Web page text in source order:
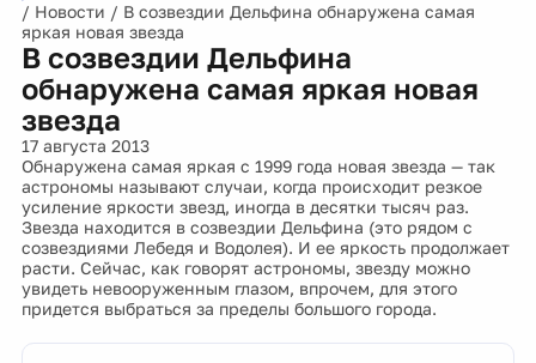
/ Новости / В созвездии Дельфина обнаружена самая
яркая новая звезда
В созвездии Дельфина
обнаружена самая яркая новая
звезда
17 августа 2013
Обнаружена самая яркая с 1999 года новая звезда — так
астрономы называют случаи, когда происходит резкое
усиление яркости звезд, иногда в десятки тысяч раз.
Звезда находится в созвездии Дельфина (это рядом с
созвездиями Лебедя и Водолея). И ее яркость продолжает
расти. Сейчас, как говорят астрономы, звезду можно
увидеть невооруженным глазом, впрочем, для этого
придется выбраться за пределы большого города.